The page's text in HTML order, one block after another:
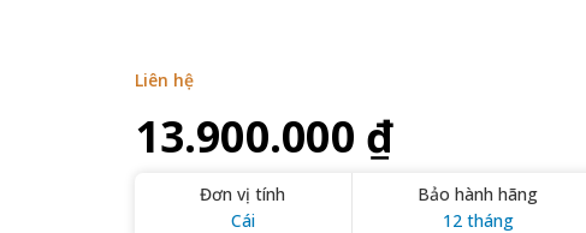
Liên hệ
13.900.000 ₫
Đơn vị tính
Cái
Bảo hành hãng
12 tháng